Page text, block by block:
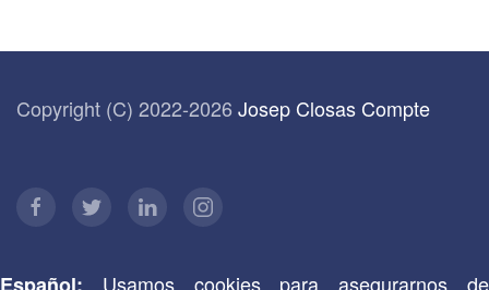
Copyright (C) 2022-2026 Josep Closas Compte
Usamos cookies para asegurarnos de